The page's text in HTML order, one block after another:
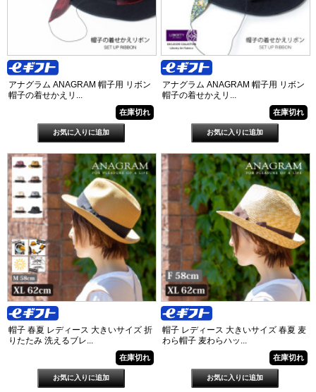
アナグラム ANAGRAM 帽子用 リボン
帽子の着せかえリ...
在庫切れ
アナグラム ANAGRAM 帽子用 リボン
帽子の着せかえリ...
在庫切れ
帽子 春夏 レディース 大きいサイズ 折
りたたみ 洗えるブレ...
在庫切れ
帽子 レディース 大きいサイズ 春夏 麦
わら帽子 麦わらハッ...
在庫切れ